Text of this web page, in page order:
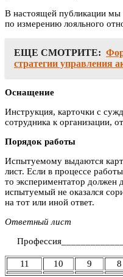
В настоящей публикации мы
по измерению лояльного
ЕЩЕ СМОТРИТЕ:
стратегии управления
Оснащение
Инструкция, карточки с
сотрудника к организации,
Порядок работы
Испытуемому выдаются
лист. Если в процессе
то экспериментатор должен
испытуемый не оказался
на тот или иной ответ.
Ответный лист
11 10 9 8